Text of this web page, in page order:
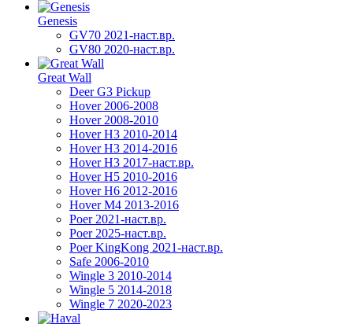
Genesis
GV70 2021-наст.вр.
GV80 2020-наст.вр.
Great Wall
Deer G3 Pickup
Hover 2006-2008
Hover 2008-2010
Hover H3 2010-2014
Hover H3 2014-2016
Hover H3 2017-наст.вр.
Hover H5 2010-2016
Hover H6 2012-2016
Hover M4 2013-2016
Poer 2021-наст.вр.
Poer 2025-наст.вр.
Poer KingKong 2021-наст.вр.
Safe 2006-2010
Wingle 3 2010-2014
Wingle 5 2014-2018
Wingle 7 2020-2023